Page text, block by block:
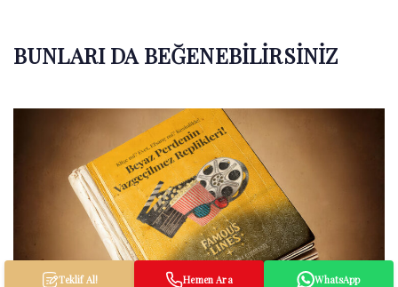
BUNLARI DA BEĞENEBILIRSINIZ
Teklif Al! Hemen Ara WhatsApp